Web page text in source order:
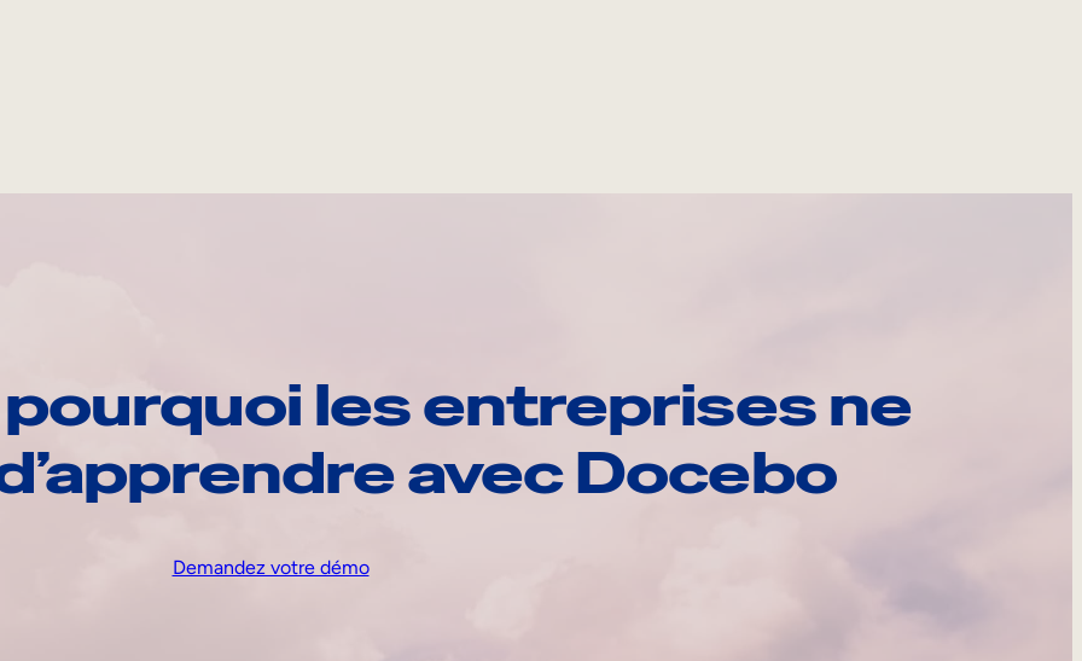
les entreprises ne
avec Docebo
Demandez votre démo